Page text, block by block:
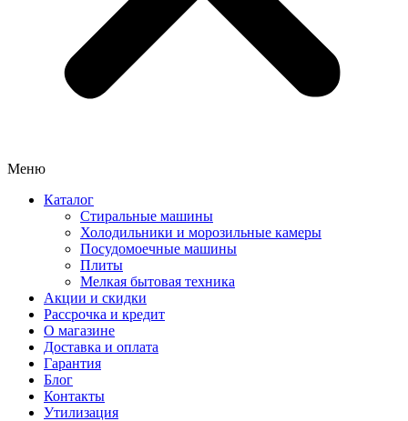
Меню
Каталог
Стиральные машины
Холодильники и морозильные камеры
Посудомоечные машины
Плиты
Мелкая бытовая техника
Акции и скидки
Рассрочка и кредит
О магазине
Доставка и оплата
Гарантия
Блог
Контакты
Утилизация